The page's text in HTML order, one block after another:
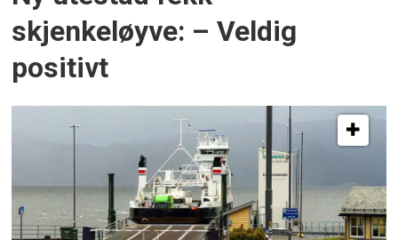
skjenkeløyve: – Veldig
positivt